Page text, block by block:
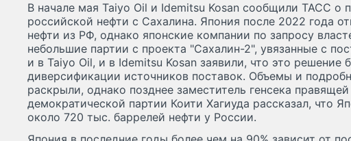
В начале мая Taiyo Oil и Idemitsu Kosan сообщили ТАСС о
российской нефти с Сахалина. Япония после 2022 года
нефти из РФ, однако японские компании по запросу
небольшие партии с проекта "Сахалин-2", увязанные с
и в Taiyo Oil, и в Idemitsu Kosan заявили, что это решение
диверсификации источников поставок. Объемы и
раскрыли, однако позднее заместитель генсека
демократической партии Коити Хагиуда рассказал, что
около 720 тыс. баррелей нефти у России.